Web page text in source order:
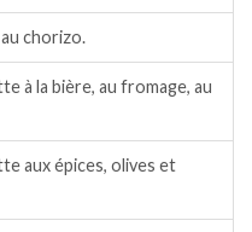
chorizo.
à la bière, au fromage, au
aux épices, olives et